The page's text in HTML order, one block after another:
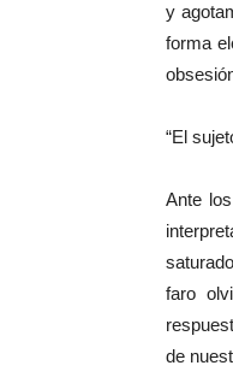
y
forma
“El
Ante
faro
de